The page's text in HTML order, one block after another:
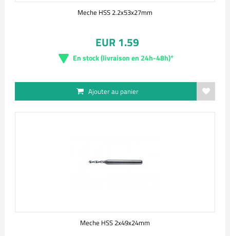
Meche HSS 2.2x53x27mm
EUR 1.59
En stock (livraison en 24h-48h)*
Ajouter au panier
Meche HSS 2x49x24mm